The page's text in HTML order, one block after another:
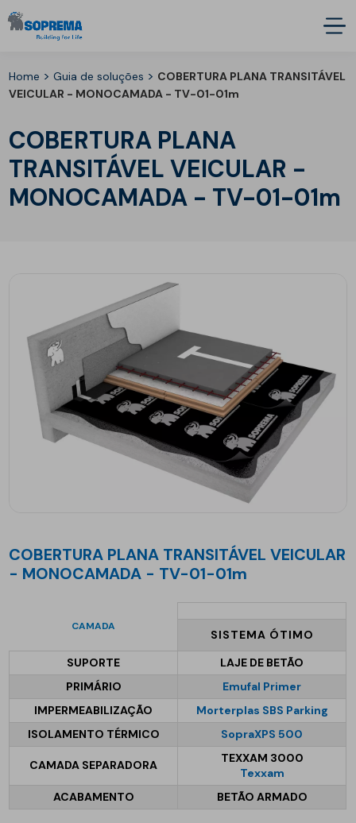
Home >Guia de soluções > COBERTURA PLANA TRANSITÁVEL
VEICULAR - MONOCAMADA - TV-01-01m
COBERTURA PLANA
TRANSITÁVEL VEICULAR -
MONOCAMADA - TV-01-01m
COBERTURA PLANA TRANSITÁVEL VEICULAR
- MONOCAMADA - TV-01-01m
CAMADA
SISTEMA ÓTIMO
SUPORTE
LAJE DE BETÃO
PRIMÁRIO
Emufal Primer
IMPERMEABILIZAÇÃO
Morterplas SBS Parking
ISOLAMENTO TÉRMICO
SopraXPS 500
CAMADA SEPARADORA
TEXXAM 3000
Texxam
ACABAMENTO
BETÃO ARMADO